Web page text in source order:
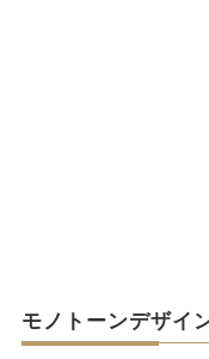
モノトーンデザイ